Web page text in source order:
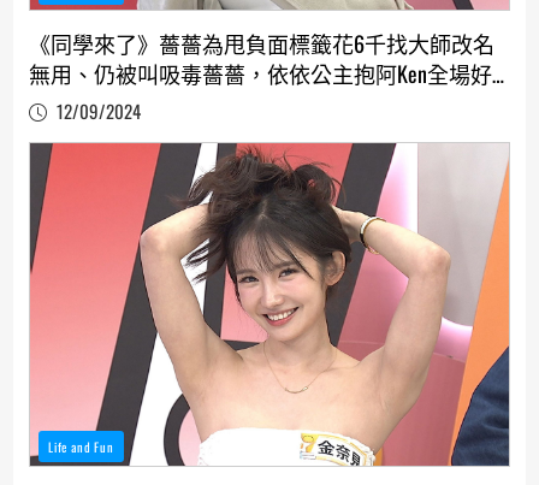
《同學來了》薔薔為甩負面標籤花6千找大師改名
無用、仍被叫吸毒薔薔，依依公主抱阿Ken全場好
吃驚、安心亞接手立馬出事
12/09/2024
Life and Fun